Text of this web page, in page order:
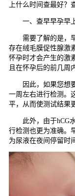
上什么时间查最好？
一、查早早孕早上
需要了解的是，早
存在绒毛膜促性腺激
怀孕时才会产生的激
且在怀孕后的前几周
因此，如果您想要
一周左右进行检测。
平，从而使测试结果
此外，由于hCG水
行检测也更为准确。
为尿液在夜间停留时